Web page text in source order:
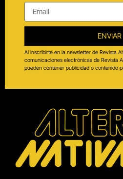
ENVIAR
Al inscribirte en la newsletter de Revista
comunicaciones electrónicas de Revista
pueden contener publicidad o contenido